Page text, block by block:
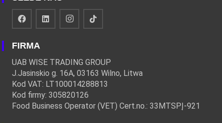
FIRMA
UAB WISE TRADING GROUP
J.Jasinskio g. 16A, 03163 Wilno, Litwa
Kod VAT: LT100014288813
Kod firmy: 305820126
Food Business Operator (VET) Cert.no.: 33MTSPĮ-921